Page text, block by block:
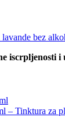
bez
iscrpljenosti
Tinktura za